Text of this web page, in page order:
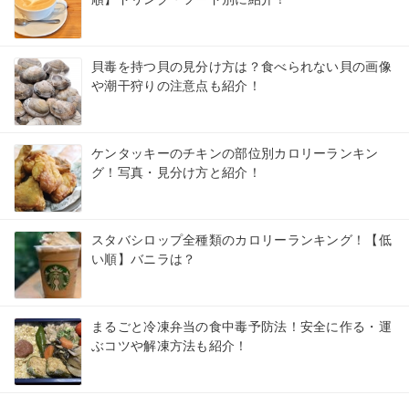
貝毒を持つ貝の見分け方は？食べられない貝の画像
や潮干狩りの注意点も紹介！
ケンタッキーのチキンの部位別カロリーランキン
グ！写真・見分け方と紹介！
スタバシロップ全種類のカロリーランキング！【低
い順】バニラは？
まるごと冷凍弁当の食中毒予防法！安全に作る・運
ぶコツや解凍方法も紹介！